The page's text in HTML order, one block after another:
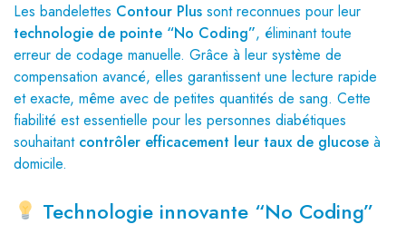
Les bandelettes Contour Plus sont reconnues pour leur
technologie de pointe “No Coding”, éliminant toute
erreur de codage manuelle. Grâce à leur système de
compensation avancé, elles garantissent une lecture rapide
et exacte, même avec de petites quantités de sang. Cette
fiabilité est essentielle pour les personnes diabétiques
souhaitant contrôler efficacement leur taux de glucose à
domicile.
Technologie innovante “No Coding”